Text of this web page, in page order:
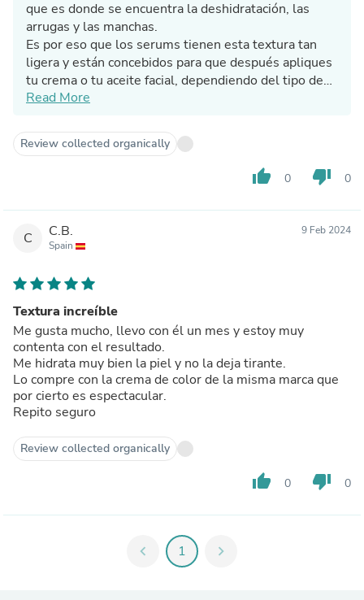
que es donde se encuentra la deshidratación, las
arrugas y las manchas.
Es por eso que los serums tienen esta textura tan
ligera y están concebidos para que después apliques
tu crema o tu aceite facial, dependiendo del tipo de
piel que tengas .
nutrida y jugosa mejor escoger una crema o un aceite
facial que su peso molecular es mucho más alto y
Si necesitas ayuda, puedes preguntarnos al
WhatssApp de Attura o al Instagram de
@laura_pugah de forma privada y te atenderemos
Read More
Review collected organically
thumb_up 0 thumb_down 0
C C.B.
Spain
9 Feb 2024
Textura increíble
Me gusta mucho, llevo con él un mes y estoy muy
contenta con el resultado.
Me hidrata muy bien la piel y no la deja tirante.
Lo compre con la crema de color de la misma marca que
por cierto es espectacular.
Repito seguro
Review collected organically
thumb_up 0 thumb_down 0
chevron_left 1 chevron_right